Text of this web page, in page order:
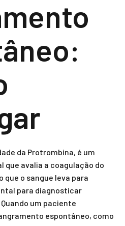
da Protrombina, é um
avalia a coagulação do
que o sangue leva para
para diagnosticar
um paciente
espontâneo, como